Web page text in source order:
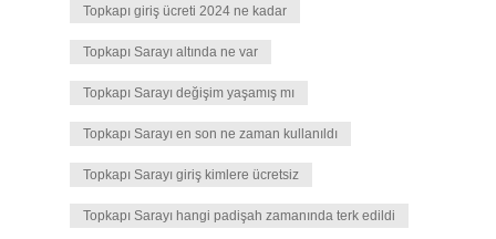
Topkapı giriş ücreti 2024 ne kadar
Topkapı Sarayı altında ne var
Topkapı Sarayı değişim yaşamış mı
Topkapı Sarayı en son ne zaman kullanıldı
Topkapı Sarayı giriş kimlere ücretsiz
Topkapı Sarayı hangi padişah zamanında terk edildi